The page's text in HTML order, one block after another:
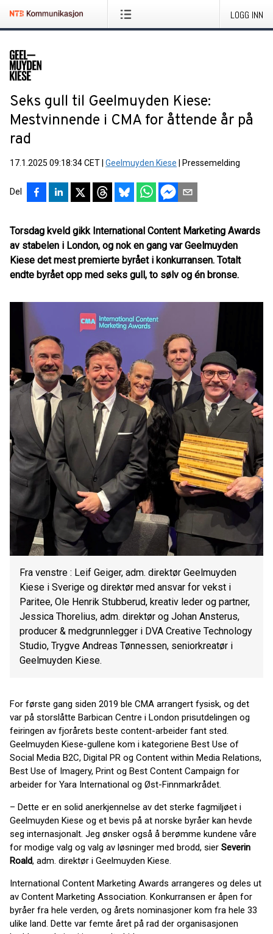
LOGG INN
Seks gull til Geelmuyden Kiese:
Mestvinnende i CMA for åttende år på
rad
17.1.2025 09:18:34 CET Geelmuyden Kiese Pressemelding
Del
Torsdag kveld gikk International Content Marketing Awards
av stabelen i London, og nok en gang var Geelmuyden
Kiese det mest premierte byrået i konkurransen. Totalt
endte byrået opp med seks gull, to sølv og én bronse.
Fra venstre : Leif Geiger, adm. direktør Geelmuyden
Kiese i Sverige og direktør med ansvar for vekst i
Paritee, Ole Henrik Stubberud, kreativ leder og partner,
Jessica Thorelius, adm. direktør og Johan Ansterus,
producer & medgrunnlegger i DVA Creative Technology
Studio, Trygve Andreas Tønnessen, seniorkreatør i
Geelmuyden Kiese.
For første gang siden 2019 ble CMA arrangert fysisk, og det
var på storslåtte Barbican Centre i London prisutdelingen og
feiringen av fjorårets beste content-arbeider fant sted.
Geelmuyden Kiese-gullene kom i kategoriene Best Use of
Social Media B2C, Digital PR og Content within Media Relations,
Best Use of Imagery, Print og Best Content Campaign for
arbeider for Yara International og Øst-Finnmarkrådet.
– Dette er en solid anerkjennelse av det sterke fagmiljøet i
Geelmuyden Kiese og et bevis på at norske byråer kan hevde
seg internasjonalt. Jeg ønsker også å berømme kundene våre
for modige valg og valg av løsninger med brodd, sier Severin
Roald, adm. direktør i Geelmuyden Kiese.
International Content Marketing Awards arrangeres og deles ut
av Content Marketing Association. Konkurransen er åpen for
byråer fra hele verden, og årets nominasjoner kom fra hele 33
ulike land. Dette var femte året på rad der organisasjonen